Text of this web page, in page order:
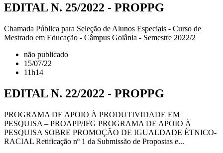
EDITAL N. 25/2022 - PROPPG
Chamada Pública para Seleção de Alunos Especiais - Curso de
Mestrado em Educação - Câmpus Goiânia - Semestre 2022/2
não publicado
15/07/22
11h14
EDITAL N. 22/2022 - PROPPG
PROGRAMA DE APOIO À PRODUTIVIDADE EM
PESQUISA – PROAPP/IFG PROGRAMA DE APOIO À
PESQUISA SOBRE PROMOÇÃO DE IGUALDADE ÉTNICO-
RACIAL Retificação nº 1 da Submissão de Propostas e...